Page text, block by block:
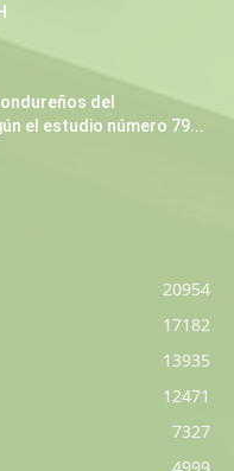
del
el estudio número 79...
20954
17182
13935
12471
7327
4999